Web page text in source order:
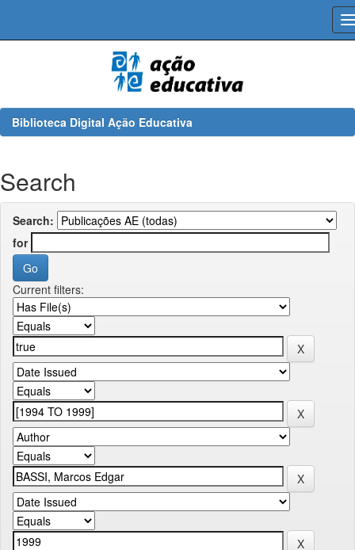
Biblioteca Digital Ação Educativa
Search
Search:
for
Current filters: